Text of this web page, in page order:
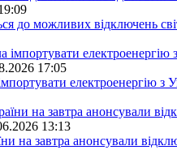
до можливих відключень
17:05
електроенергію
13:13
на завтра анонсували